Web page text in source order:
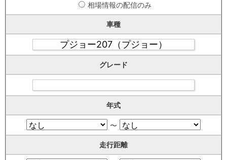
相場情報の配信のみ
車種
グレード
年式
〜
走行距離